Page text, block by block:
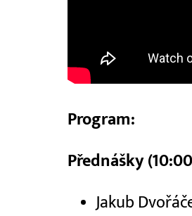
Program:
Přednášky
Jakub